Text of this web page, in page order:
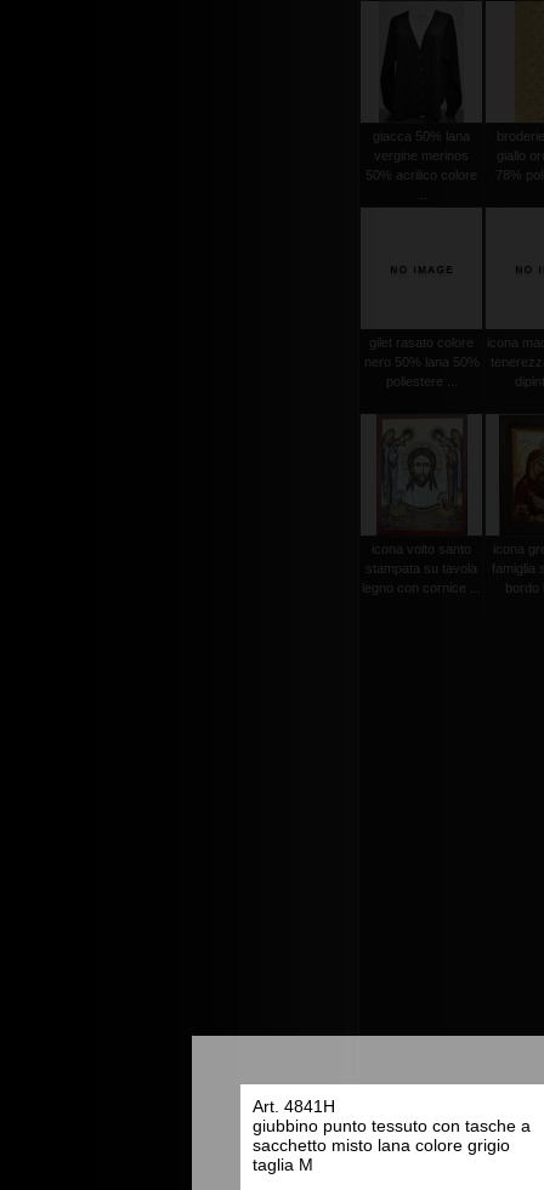
Art. 4841H
giubbino punto tessuto con tasche a
sacchetto misto lana colore grigio
taglia M
giacca 50% lana
vergine merinos
50% acrilico colore
giallo
78%
gilet rasato colore
nero 50% lana 50%
poliestere ...
icona
icona volto santo
stampata su tavola
legno con cornice ...
icona
famiglia
bordo